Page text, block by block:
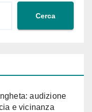
Cerca
audizione
e vicinanza